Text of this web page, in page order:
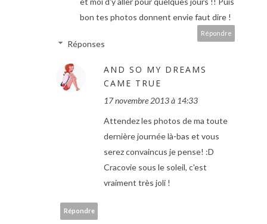
bon tes photos donnent envie faut dire !
Répondre
Réponses
AND SO MY DREAMS
CAME TRUE
17 novembre 2013 à 14:33
Attendez les photos de ma toute
dernière journée là-bas et vous
serez convaincus je pense! :D
Cracovie sous le soleil, c'est
vraiment très joli !
Répondre